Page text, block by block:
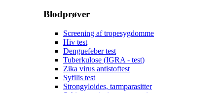
Blodprøver
Screening af tropesygdomme
Hiv test
Denguefeber test
Tuberkulose (IGRA - test)
Zika virus antistoftest
Syfilis test
Strongyloides, tarmparasitter